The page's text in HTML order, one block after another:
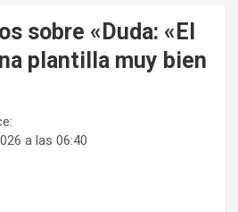
sobre « Duda: «El
plantilla muy bien
a las 06:40